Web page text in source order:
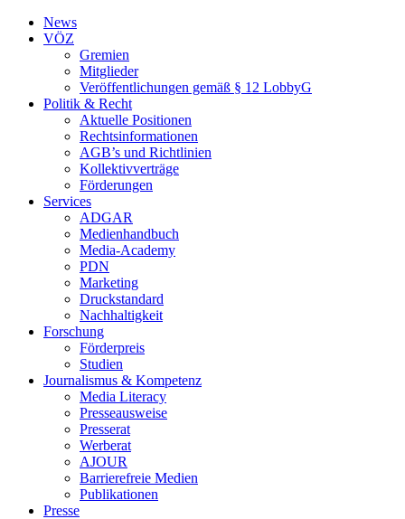
News
VÖZ
Gremien
Mitglieder
Veröffentlichungen gemäß § 12 LobbyG
Politik & Recht
Aktuelle Positionen
Rechtsinformationen
AGB’s und Richtlinien
Kollektivverträge
Förderungen
Services
ADGAR
Medienhandbuch
Media-Academy
PDN
Marketing
Druckstandard
Nachhaltigkeit
Forschung
Förderpreis
Studien
Journalismus & Kompetenz
Media Literacy
Presseausweise
Presserat
Werberat
AJOUR
Barrierefreie Medien
Publikationen
Presse